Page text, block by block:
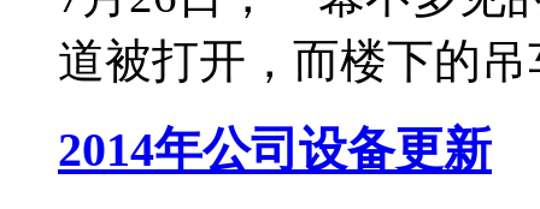
道被打开，而楼下的吊
2014年公司设备更新